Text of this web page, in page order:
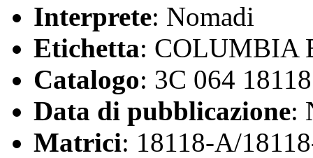
Interprete: Nomadi
Etichetta: COLUMBIA
Catalogo: 3C 064 18118
Data di pubblicazione:
Matrici: 18118-A/